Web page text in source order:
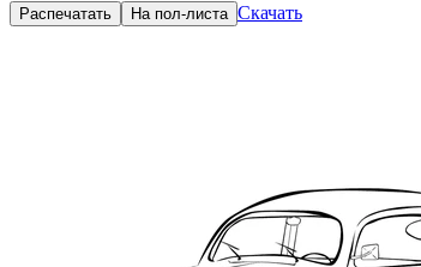
Распечатать На пол-листа Скачать